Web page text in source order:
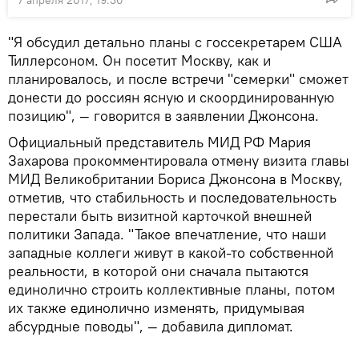
"Я обсудил детально планы с госсекретарем США
Тиллерсоном. Он посетит Москву, как и
планировалось, и после встречи "семерки" сможет
донести до россиян ясную и скоординированную
позицию", — говорится в заявлении Джонсона.
Официальный представитель МИД РФ Мария
Захарова прокомментировала отмену визита главы
МИД Великобритании Бориса Джонсона в Москву,
отметив, что стабильность и последовательность
перестали быть визитной карточкой внешней
политики Запада. "Такое впечатление, что наши
западные коллеги живут в какой-то собственной
реальности, в которой они сначала пытаются
единолично строить коллективные планы, потом
их также единолично изменять, придумывая
абсурдные поводы", — добавила дипломат.